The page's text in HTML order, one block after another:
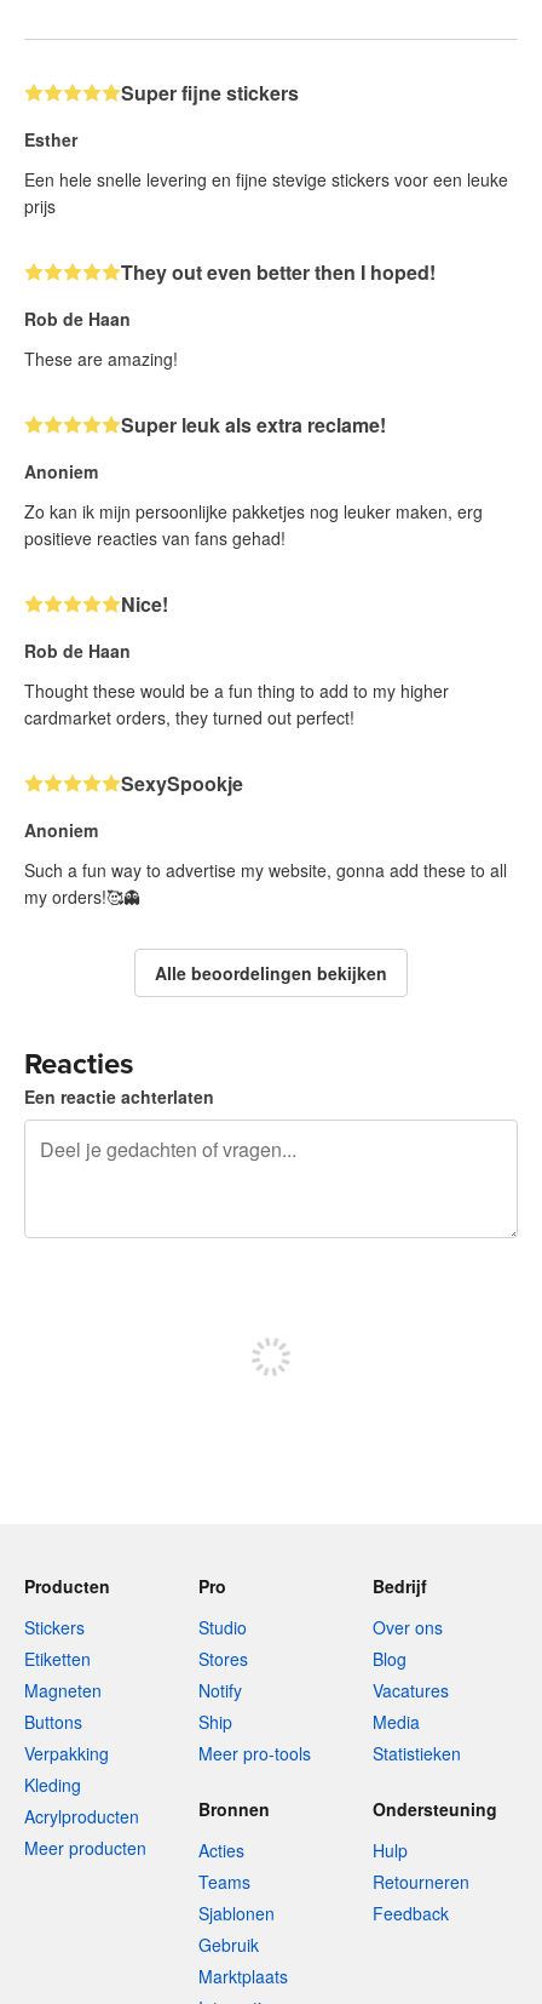
Super fijne stickers
Esther
Een hele snelle levering en fijne stevige stickers voor een leuke
prijs
They out even better then I hoped!
Rob de Haan
These are amazing!
Super leuk als extra reclame!
Anoniem
Zo kan ik mijn persoonlijke pakketjes nog leuker maken, erg
positieve reacties van fans gehad!
Nice!
Rob de Haan
Thought these would be a fun thing to add to my higher
cardmarket orders, they turned out perfect!
SexySpookje
Anoniem
Such a fun way to advertise my website, gonna add these to all
my orders!🥰👻
Alle beoordelingen bekijken
Reacties
Een reactie achterlaten
Producten
Stickers
Etiketten
Magneten
Buttons
Verpakking
Kleding
Acrylproducten
Meer producten
Pro
Studio
Stores
Notify
Ship
Meer pro-tools
Bedrijf
Over ons
Blog
Vacatures
Media
Statistieken
Bronnen
Acties
Teams
Sjablonen
Gebruik
Marktplaats
Ondersteuning
Hulp
Retourneren
Feedback